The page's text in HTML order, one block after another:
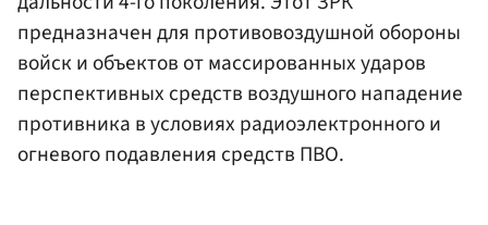
предназначен для противовоздушной обороны
войск и объектов от массированных ударов
перспективных средств воздушного нападение
противника в условиях радиоэлектронного и
огневого подавления средств ПВО.